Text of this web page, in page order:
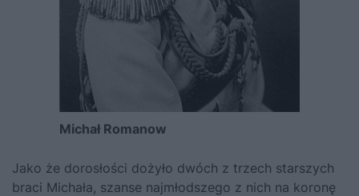
Michał Romanow
Jako że dorosłości dożyło dwóch z trzech starszych
braci Michała, szanse najmłodszego z nich na koronę